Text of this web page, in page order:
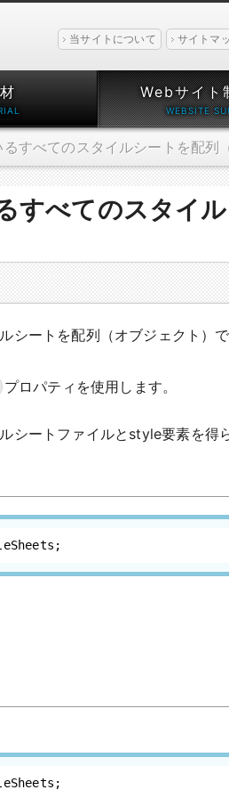
当サイトについて サイトマ
Webサイト
すべてのスタイルシートを配列
すべてのスタイ
シートを配列（オブジェクト）で
プロパティを使用します。
シートファイルとstyle要素を得
;
;